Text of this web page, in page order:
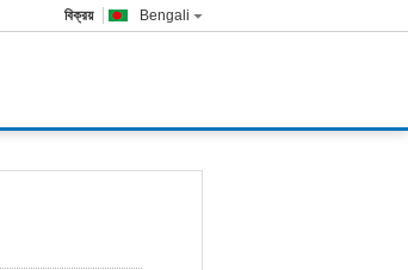
Bengali
বিক্রয়